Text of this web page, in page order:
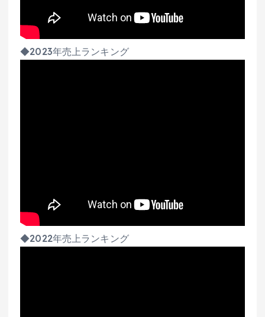
◆2023年売上ランキング
◆2022年売上ランキング